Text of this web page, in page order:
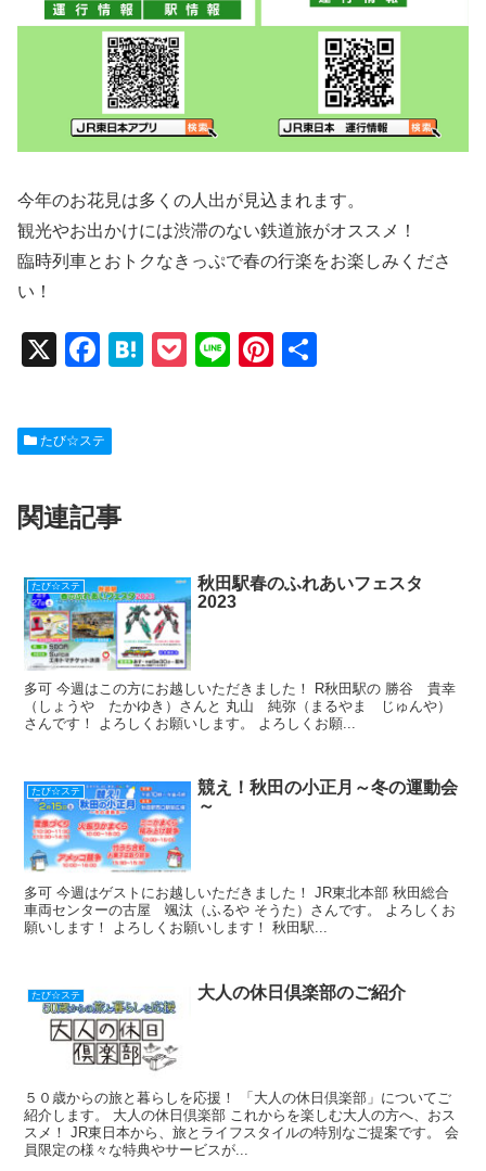
今年のお花見は多くの人出が見込まれます。
観光やお出かけには渋滞のない鉄道旅がオススメ！
臨時列車とおトクなきっぷで春の行楽をお楽しみくださ
い！
X
F
c
e
o
k
H
P
Li
Pi
たび☆ステ
関連記事
たび☆ステ
秋田駅春のふれあいフェスタ
2023
多可 今週はこの方にお越しいただきました！ R秋田駅の 勝谷 貴幸
（しょうや たかゆき）さんと 丸山 純弥（まるやま じゅんや）
さんです！ よろしくお願いします。 よろしくお願...
たび☆ステ
競え！秋田の小正月～冬の運動会
～
多可 今週はゲストにお越しいただきました！ JR東北本部 秋田総合
車両センターの古屋 颯汰（ふるや そうた）さんです。 よろしくお
願いします！ よろしくお願いします！ 秋田駅...
たび☆ステ 大人の休日倶楽部のご紹介
５０歳からの旅と暮らしを応援！ 「大人の休日倶楽部」についてご
紹介します。 大人の休日倶楽部 これからを楽しむ大人の方へ、おス
スメ！ JR東日本から、旅とライフスタイルの特別なご提案です。 会
員限定の様々な特典やサービスが...